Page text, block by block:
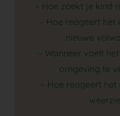
– Hoe zoekt je kind
– Hoe reageert het
nieuwe
– Wanneer voelt
omgeving te
– Hoe reageert het